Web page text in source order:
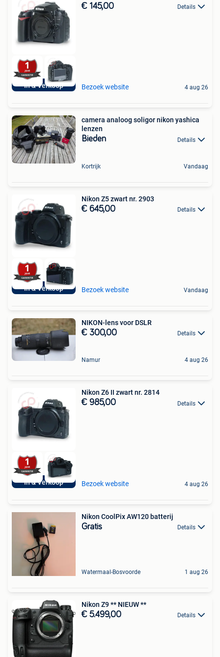
In & Verkoop
€ 145,00 Details
Bezoek website 4 aug 26
camera analoog soligor nikon yashica
lenzen
Bieden Details
Kortrijk Vandaag
In & Verkoop
Nikon Z5 zwart nr. 2903
€ 645,00 Details
Bezoek website Vandaag
NIKON-lens voor DSLR
€ 300,00 Details
Namur 4 aug 26
In & Verkoop
Nikon Z6 II zwart nr. 2814
€ 985,00 Details
Bezoek website 4 aug 26
Nikon CoolPix AW120 batterij
Gratis Details
Watermaal-Bosvoorde 1 aug 26
Nikon Z9 ** NIEUW **
€ 5.499,00 Details